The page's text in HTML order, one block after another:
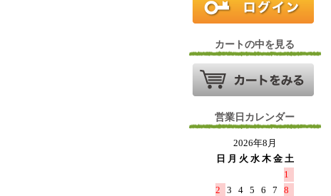
カートの中を見る
営業日カレンダー
2026年8月
日 月 火 水 木 金 土
1
2
3 4 5 6 7
8